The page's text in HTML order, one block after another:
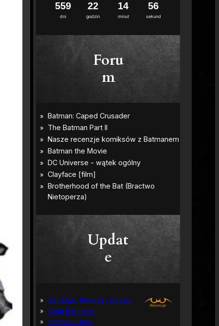
dni
559
godzin
22
minut
14
sekund
54
5
Foru
m
Updat
e
Bat-Man: Pierwszy Rycerz
Grób Batmana
Batman: Hush